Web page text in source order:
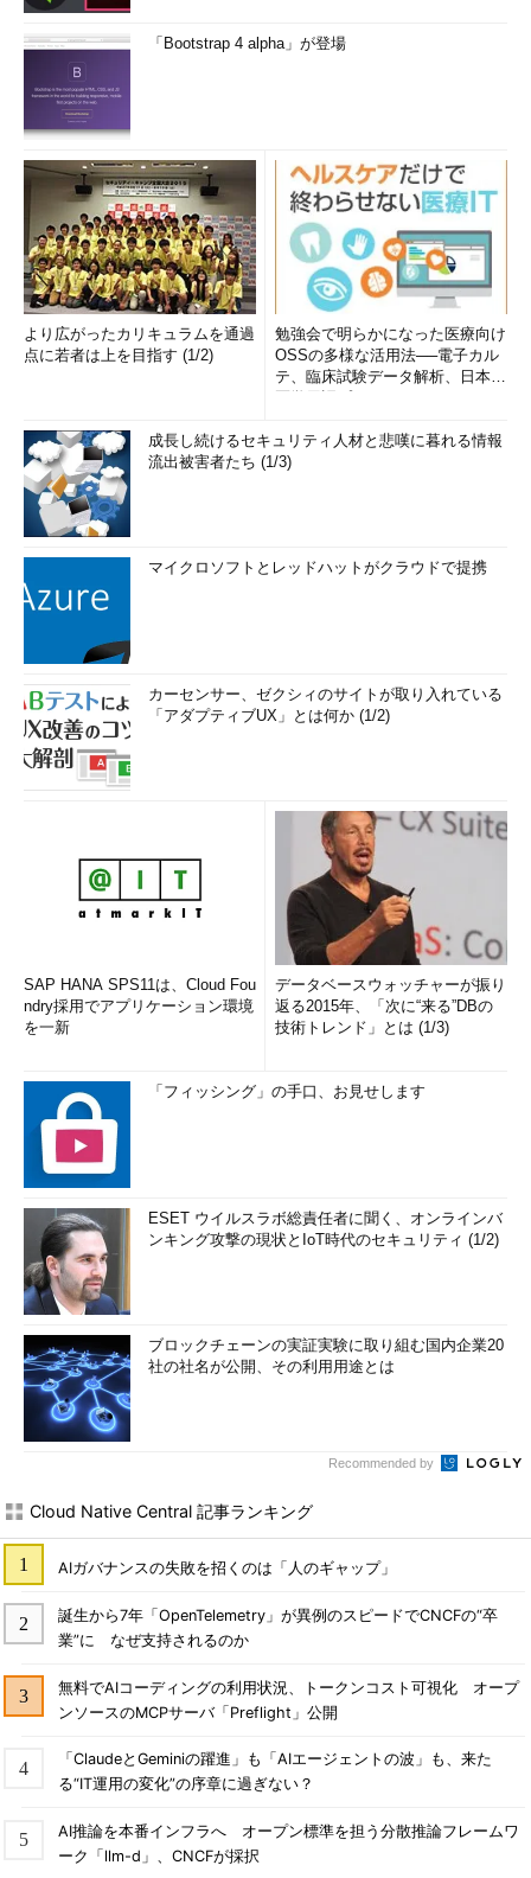
「Bootstrap 4 alpha」が登場
より広がったカリキュラムを通過
点に若者は上を目指す (1/2)
勉強会で明らかになった医療向け
OSSの多様な活用法──電子カル
テ、臨床試験データ解析、日本語
成長し続けるセキュリティ人材と悲嘆に暮れる情報
流出被害者たち (1/3)
マイクロソフトとレッドハットがクラウドで提携
カーセンサー、ゼクシィのサイトが取り入れている
「アダプティブUX」とは何か (1/2)
SAP HANA SPS11は、Cloud Fou
ndry採用でアプリケーション環境
を一新
データベースウォッチャーが振り
返る2015年、「次に“来る”DBの
技術トレンド」とは (1/3)
「フィッシング」の手口、お見せします
ESET ウイルスラボ総責任者に聞く、オンラインバ
ンキング攻撃の現状とIoT時代のセキュリティ (1/2)
ブロックチェーンの実証実験に取り組む国内企業20
社の社名が公開、その利用用途とは
Recommended by
Cloud Native Central 記事ランキング
AIガバナンスの失敗を招くのは「人のギャップ」
誕生から7年「OpenTelemetry」が異例のスピードでCNCFの“卒
業”に なぜ支持されるのか
無料でAIコーディングの利用状況、トークンコスト可視化 オープ
ンソースのMCPサーバ「Preflight」公開
「ClaudeとGeminiの躍進」も「AIエージェントの波」も、来た
る“IT運用の変化”の序章に過ぎない？
AI推論を本番インフラへ オープン標準を担う分散推論フレームワ
ーク「llm-d」、CNCFが採択